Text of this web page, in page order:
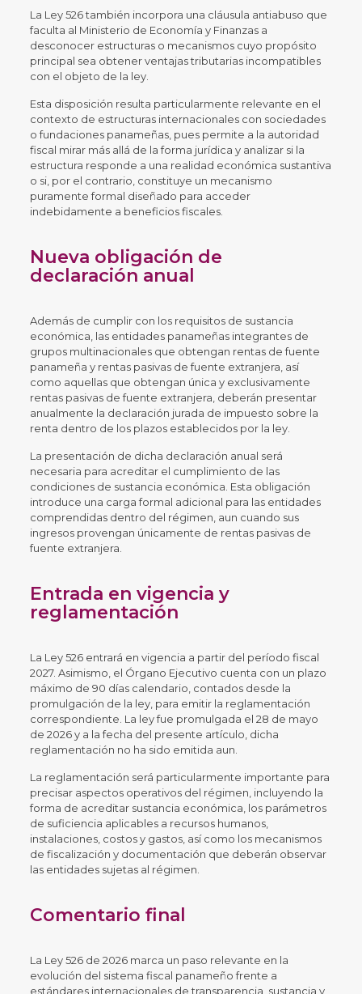
La Ley 526 también incorpora una cláusula antiabuso que
faculta al Ministerio de Economía y Finanzas a
desconocer estructuras o mecanismos cuyo propósito
principal sea obtener ventajas tributarias incompatibles
con el objeto de la ley.
Esta disposición resulta particularmente relevante en el
contexto de estructuras internacionales con sociedades
o fundaciones panameñas, pues permite a la autoridad
fiscal mirar más allá de la forma jurídica y analizar si la
estructura responde a una realidad económica sustantiva
o si, por el contrario, constituye un mecanismo
puramente formal diseñado para acceder
indebidamente a beneficios fiscales.
Nueva obligación de
declaración anual
Además de cumplir con los requisitos de sustancia
económica, las entidades panameñas integrantes de
grupos multinacionales que obtengan rentas de fuente
panameña y rentas pasivas de fuente extranjera, así
como aquellas que obtengan única y exclusivamente
rentas pasivas de fuente extranjera, deberán presentar
anualmente la declaración jurada de impuesto sobre la
renta dentro de los plazos establecidos por la ley.
La presentación de dicha declaración anual será
necesaria para acreditar el cumplimiento de las
condiciones de sustancia económica. Esta obligación
introduce una carga formal adicional para las entidades
comprendidas dentro del régimen, aun cuando sus
ingresos provengan únicamente de rentas pasivas de
fuente extranjera.
Entrada en vigencia y
reglamentación
La Ley 526 entrará en vigencia a partir del período fiscal
2027. Asimismo, el Órgano Ejecutivo cuenta con un plazo
máximo de 90 días calendario, contados desde la
promulgación de la ley, para emitir la reglamentación
correspondiente. La ley fue promulgada el 28 de mayo
de 2026 y a la fecha del presente artículo, dicha
reglamentación no ha sido emitida aun.
La reglamentación será particularmente importante para
precisar aspectos operativos del régimen, incluyendo la
forma de acreditar sustancia económica, los parámetros
de suficiencia aplicables a recursos humanos,
instalaciones, costos y gastos, así como los mecanismos
de fiscalización y documentación que deberán observar
las entidades sujetas al régimen.
Comentario final
La Ley 526 de 2026 marca un paso relevante en la
evolución del sistema fiscal panameño frente a
estándares internacionales de transparencia, sustancia y